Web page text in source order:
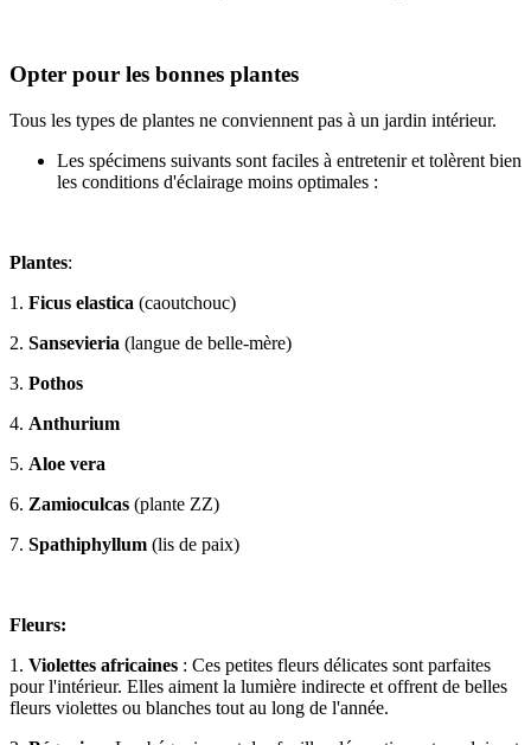
Opter pour les bonnes plantes
Tous les types de plantes ne conviennent pas à un jardin intérieur.
Les spécimens suivants sont faciles à entretenir et tolèrent bien
les conditions d'éclairage moins optimales :
Plantes:
1. Ficus elastica (caoutchouc)
2. Sansevieria (langue de belle-mère)
3. Pothos
4. Anthurium
5. Aloe vera
6. Zamioculcas (plante ZZ)
7. Spathiphyllum (lis de paix)
Fleurs:
1. Violettes africaines : Ces petites fleurs délicates sont parfaites
pour l'intérieur. Elles aiment la lumière indirecte et offrent de belles
fleurs violettes ou blanches tout au long de l'année.